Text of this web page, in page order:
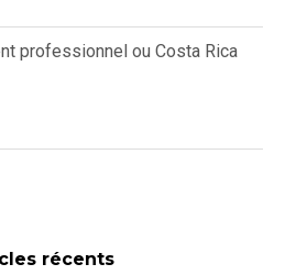
professionnel ou Costa Rica
récents